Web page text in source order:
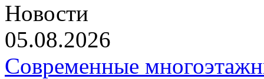
Новости
05.08.2026
Современные